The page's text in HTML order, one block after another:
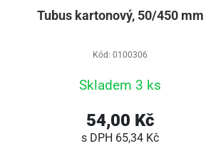
Tubus kartonový, 50/450 mm
Kód: 0100306
Skladem 3 ks
54,00 Kč
s DPH 65,34 Kč